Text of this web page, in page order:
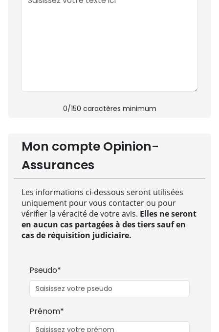
0/150 caractères minimum
Mon compte Opinion-
Assurances
Les informations ci-dessous seront utilisées
uniquement pour vous contacter ou pour
vérifier la véracité de votre avis. Elles ne seront
en aucun cas partagées à des tiers sauf en
cas de réquisition judiciaire.
Pseudo*
Prénom*